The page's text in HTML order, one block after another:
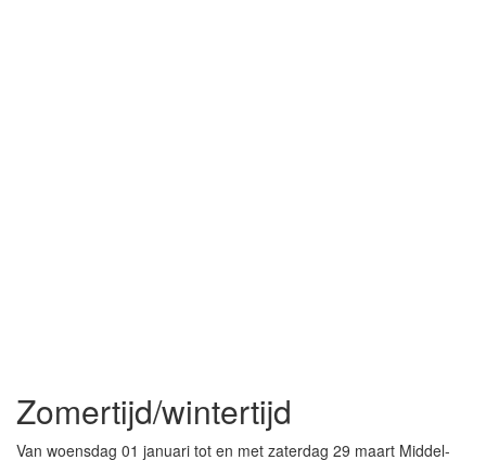
Zomertijd/wintertijd
Van woensdag 01 januari tot en met zaterdag 29 maart Middel-